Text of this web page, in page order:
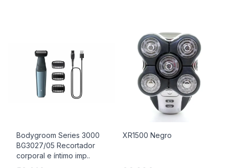
Bodygroom Series 3000
BG3027/05 Recortador
corporal e íntimo imp..
XR1500 Negro